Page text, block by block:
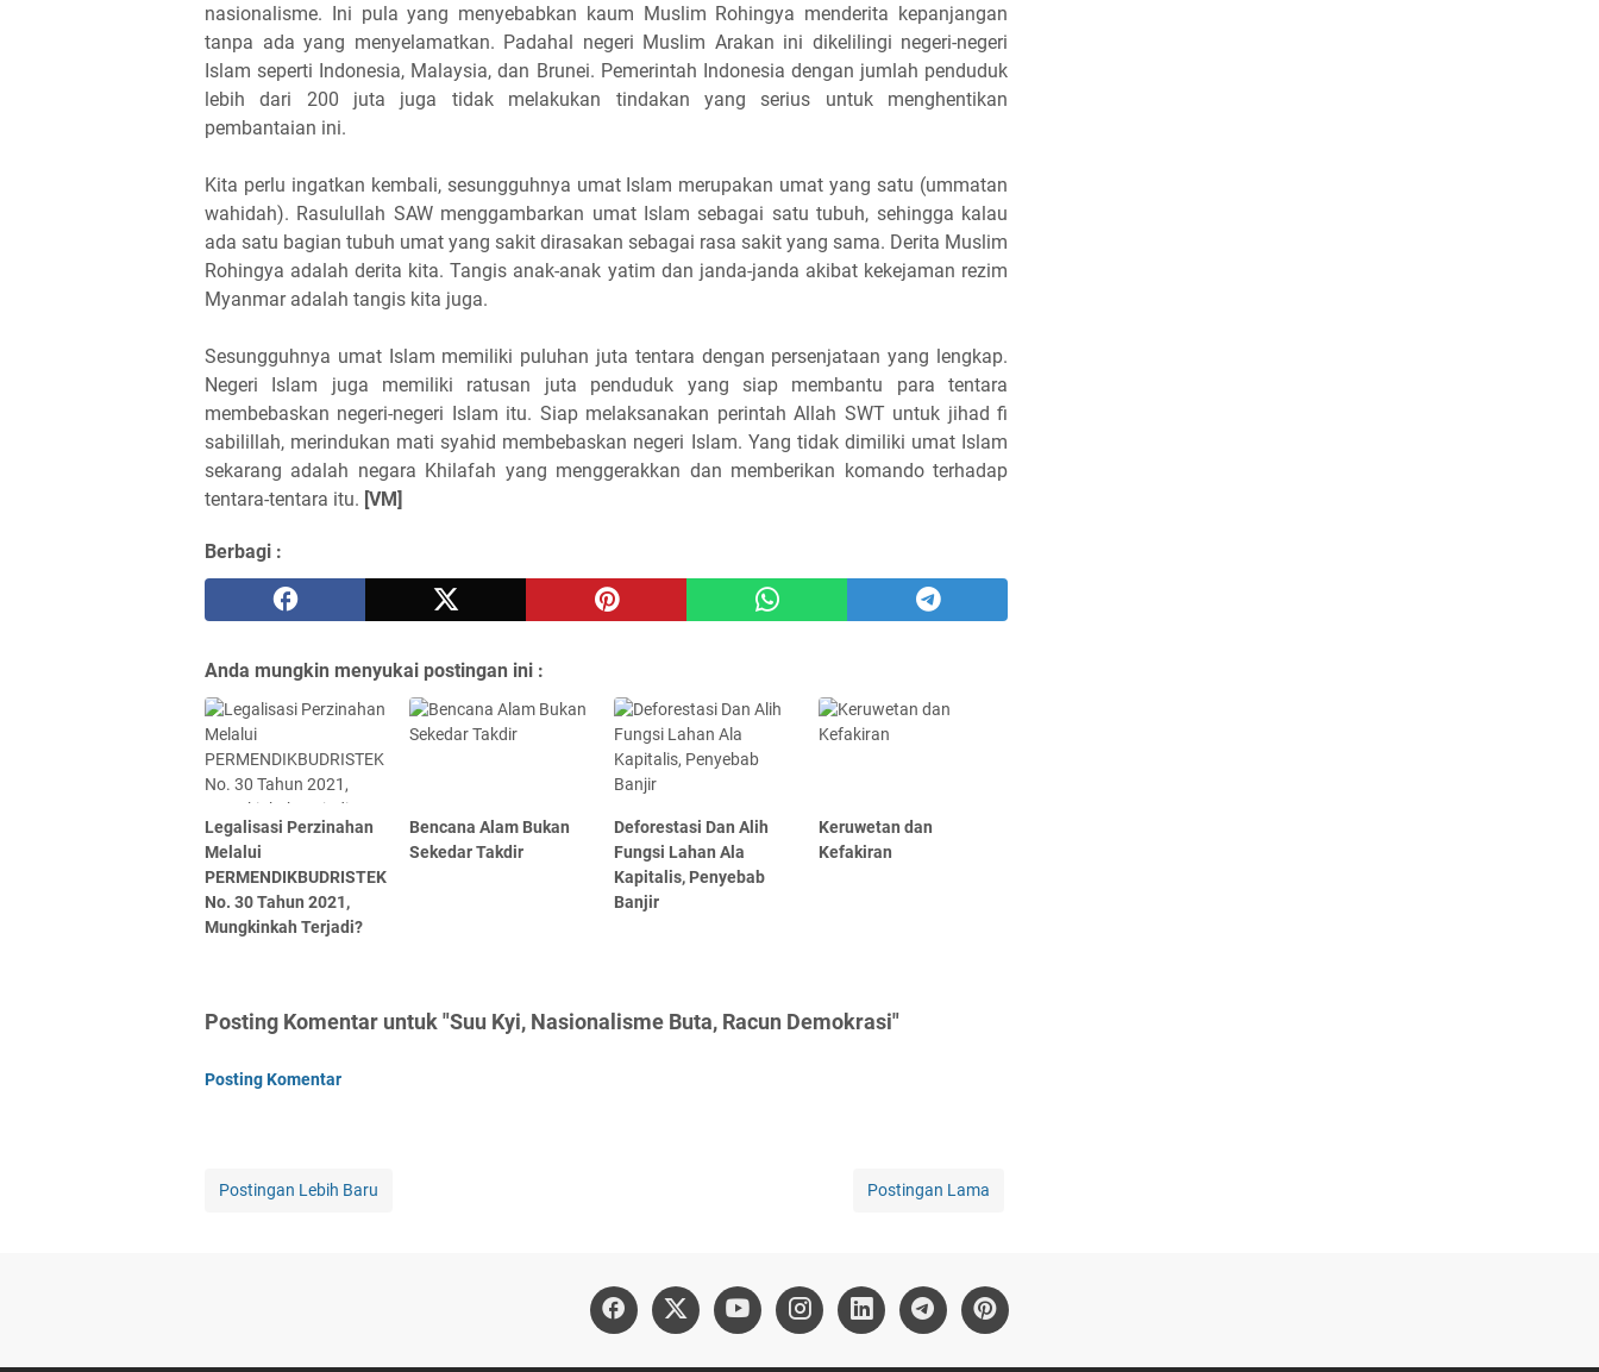
nasionalisme. Ini pula yang menyebabkan kaum Muslim Rohingya menderita kepanjangan
tanpa ada yang menyelamatkan. Padahal negeri Muslim Arakan ini dikelilingi negeri-negeri
Islam seperti Indonesia, Malaysia, dan Brunei. Pemerintah Indonesia dengan jumlah penduduk
lebih dari 200 juta juga tidak melakukan tindakan yang serius untuk menghentikan
pembantaian ini.
Kita perlu ingatkan kembali, sesungguhnya umat Islam merupakan umat yang satu (ummatan
wahidah). Rasulullah SAW menggambarkan umat Islam sebagai satu tubuh, sehingga kalau
ada satu bagian tubuh umat yang sakit dirasakan sebagai rasa sakit yang sama. Derita Muslim
Rohingya adalah derita kita. Tangis anak-anak yatim dan janda-janda akibat kekejaman rezim
Myanmar adalah tangis kita juga.
Sesungguhnya umat Islam memiliki puluhan juta tentara dengan persenjataan yang lengkap.
Negeri Islam juga memiliki ratusan juta penduduk yang siap membantu para tentara
membebaskan negeri-negeri Islam itu. Siap melaksanakan perintah Allah SWT untuk jihad fi
sabilillah, merindukan mati syahid membebaskan negeri Islam. Yang tidak dimiliki umat Islam
sekarang adalah negara Khilafah yang menggerakkan dan memberikan komando terhadap
tentara-tentara itu. [VM]
Berbagi :
Anda mungkin menyukai postingan ini :
Legalisasi Perzinahan
Melalui
PERMENDIKBUDRISTEK
No. 30 Tahun 2021,
Mungkinkah Terjadi?
Bencana Alam Bukan
Sekedar Takdir
Deforestasi Dan Alih
Fungsi Lahan Ala
Kapitalis, Penyebab
Banjir
Keruwetan dan
Kefakiran
Posting Komentar untuk "Suu Kyi, Nasionalisme Buta, Racun Demokrasi"
Posting Komentar
Postingan Lebih Baru Postingan Lama